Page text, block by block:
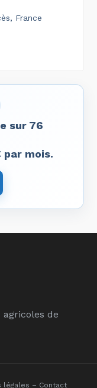
France
sur 76
mois.
de
légales – Contact